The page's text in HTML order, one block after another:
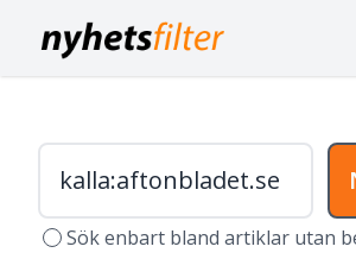
Sök enbart bland artiklar utan